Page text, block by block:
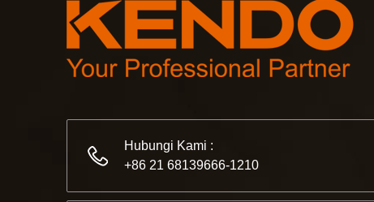
Hubungi Kami :
+86 21 68139666-1210